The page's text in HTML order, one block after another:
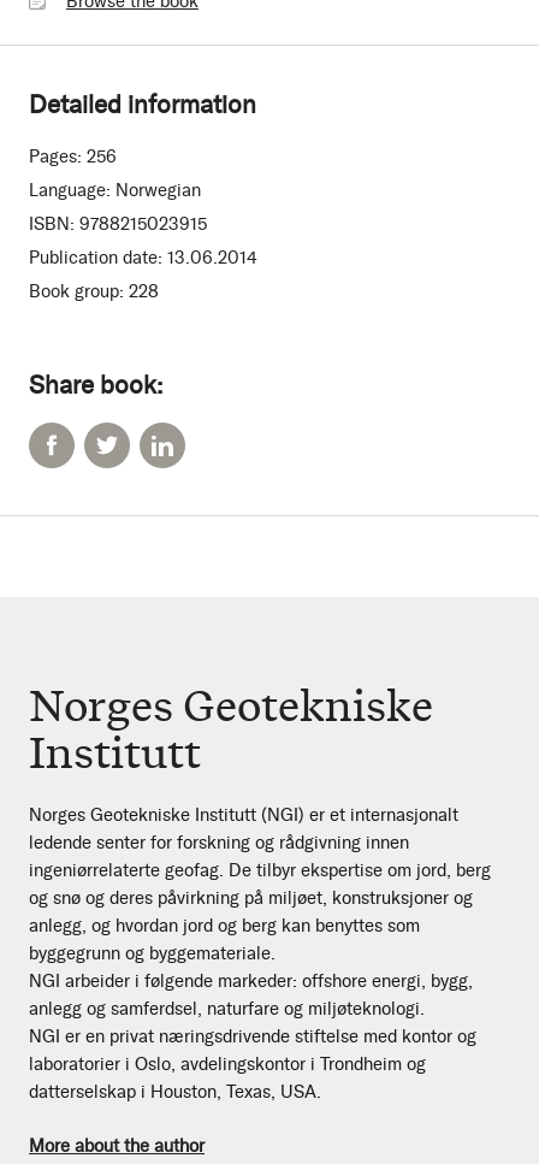
Share book:
book
Detailed information
Pages: 256
Language: Norwegian
ISBN: 9788215023915
Publication date: 13.06.2014
Book group: 228
Norges Geotekniske
Institutt
Norges Geotekniske Institutt (NGI) er et internasjonalt
ledende senter for forskning og rådgivning innen
ingeniørrelaterte geofag. De tilbyr ekspertise om jord, berg
og snø og deres påvirkning på miljøet, konstruksjoner og
anlegg, og hvordan jord og berg kan benyttes som
byggegrunn og byggemateriale.
NGI arbeider i følgende markeder: offshore energi, bygg,
anlegg og samferdsel, naturfare og miljøteknologi.
NGI er en privat næringsdrivende stiftelse med kontor og
laboratorier i Oslo, avdelingskontor i Trondheim og
datterselskap i Houston, Texas, USA.
More about the author